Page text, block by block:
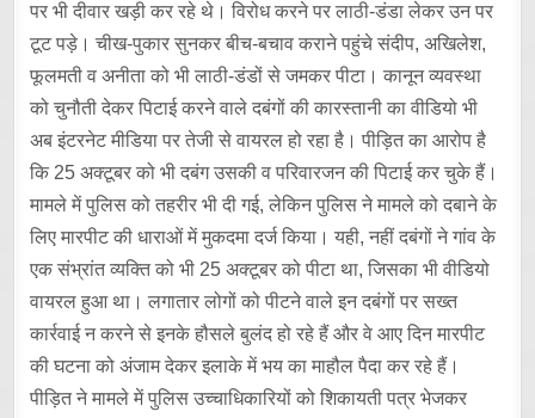
पर भी दीवार खड़ी कर रहे थे। विरोध करने पर लाठी-डंडा लेकर उन पर
टूट पड़े। चीख-पुकार सुनकर बीच-बचाव कराने पहुंचे संदीप, अखिलेश,
फूलमती व अनीता को भी लाठी-डंडों से जमकर पीटा। कानून व्यवस्था
को चुनौती देकर पिटाई करने वाले दबंगों की कारस्तानी का वीडियो भी
अब इंटरनेट मीडिया पर तेजी से वायरल हो रहा है। पीड़ित का आरोप है
कि 25 अक्टूबर को भी दबंग उसकी व परिवारजन की पिटाई कर चुके हैं।
मामले में पुलिस को तहरीर भी दी गई, लेकिन पुलिस ने मामले को दबाने के
लिए मारपीट की धाराओं में मुकदमा दर्ज किया। यही, नहीं दबंगों ने गांव के
एक संभ्रांत व्यक्ति को भी 25 अक्टूबर को पीटा था, जिसका भी वीडियो
वायरल हुआ था। लगातार लोगों को पीटने वाले इन दबंगों पर सख्त
कार्रवाई न करने से इनके हौसले बुलंद हो रहे हैं और वे आए दिन मारपीट
की घटना को अंजाम देकर इलाके में भय का माहौल पैदा कर रहे हैं।
पीड़ित ने मामले में पुलिस उच्चाधिकारियों को शिकायती पत्र भेजकर